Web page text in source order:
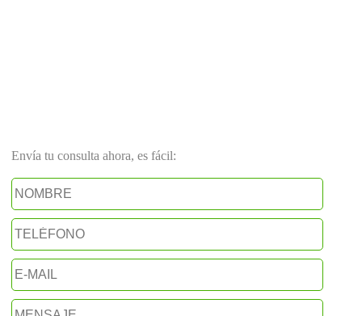
Envía tu consulta ahora, es fácil: